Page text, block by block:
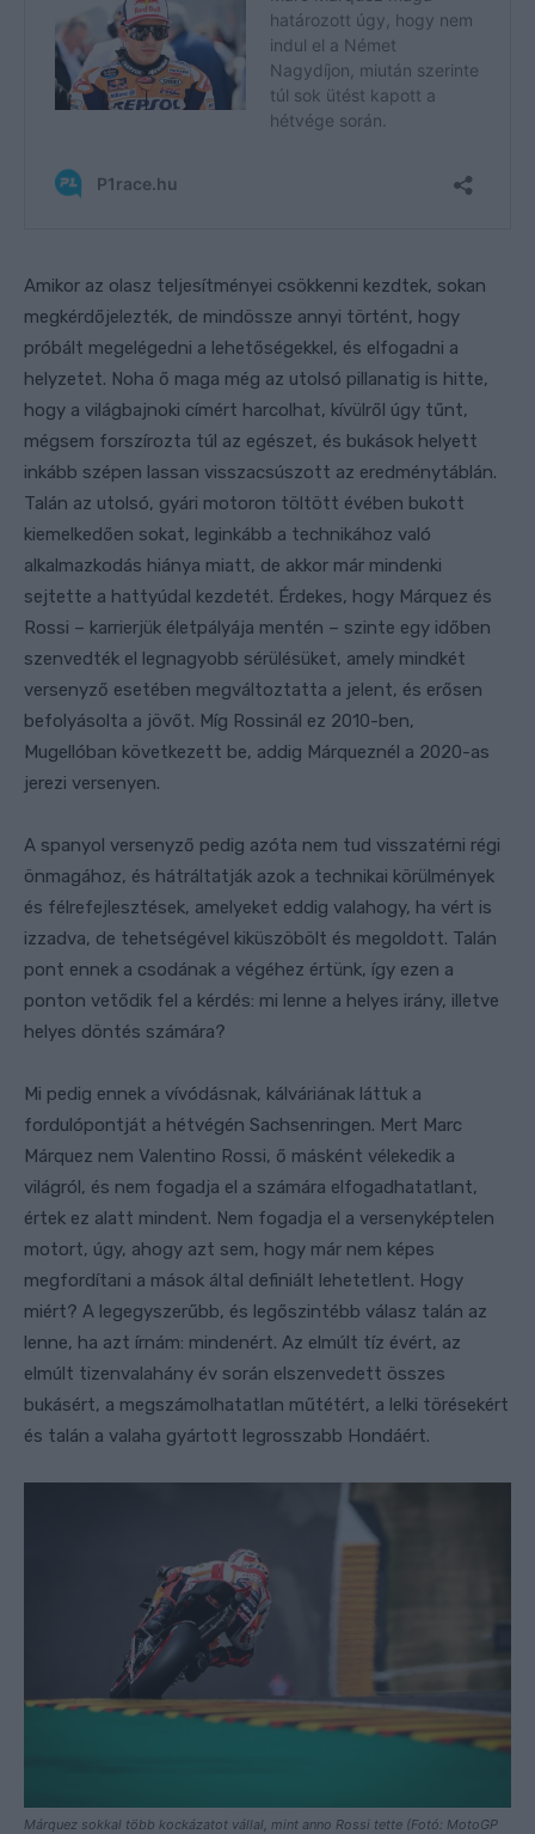
Amikor az olasz teljesítményei csökkenni kezdtek, sokan
megkérdőjelezték, de mindössze annyi történt, hogy
próbált megelégedni a lehetőségekkel, és elfogadni a
helyzetet. Noha ő maga még az utolsó pillanatig is hitte,
hogy a világbajnoki címért harcolhat, kívülről úgy tűnt,
mégsem forszírozta túl az egészet, és bukások helyett
inkább szépen lassan visszacsúszott az eredménytáblán.
Talán az utolsó, gyári motoron töltött évében bukott
kiemelkedően sokat, leginkább a technikához való
alkalmazkodás hiánya miatt, de akkor már mindenki
sejtette a hattyúdal kezdetét. Érdekes, hogy Márquez és
Rossi – karrierjük életpályája mentén – szinte egy időben
szenvedték el legnagyobb sérülésüket, amely mindkét
versenyző esetében megváltoztatta a jelent, és erősen
befolyásolta a jövőt. Míg Rossinál ez 2010-ben,
Mugellóban következett be, addig Márqueznél a 2020-as
jerezi versenyen.
A spanyol versenyző pedig azóta nem tud visszatérni régi
önmagához, és hátráltatják azok a technikai körülmények
és félrefejlesztések, amelyeket eddig valahogy, ha vért is
izzadva, de tehetségével kiküszöbölt és megoldott. Talán
pont ennek a csodának a végéhez értünk, így ezen a
ponton vetődik fel a kérdés: mi lenne a helyes irány, illetve
helyes döntés számára?
Mi pedig ennek a vívódásnak, kálváriának láttuk a
fordulópontját a hétvégén Sachsenringen. Mert Marc
Márquez nem Valentino Rossi, ő másként vélekedik a
világról, és nem fogadja el a számára elfogadhatatlant,
értek ez alatt mindent. Nem fogadja el a versenyképtelen
motort, úgy, ahogy azt sem, hogy már nem képes
megfordítani a mások által definiált lehetetlent. Hogy
miért? A legegyszerűbb, és legőszintébb válasz talán az
lenne, ha azt írnám: mindenért. Az elmúlt tíz évért, az
elmúlt tizenvalahány év során elszenvedett összes
bukásért, a megszámolhatatlan műtétért, a lelki törésekért
és talán a valaha gyártott legrosszabb Hondáért.
Márquez sokkal több kockázatot vállal, mint anno Rossi tette (Fotó: MotoGP